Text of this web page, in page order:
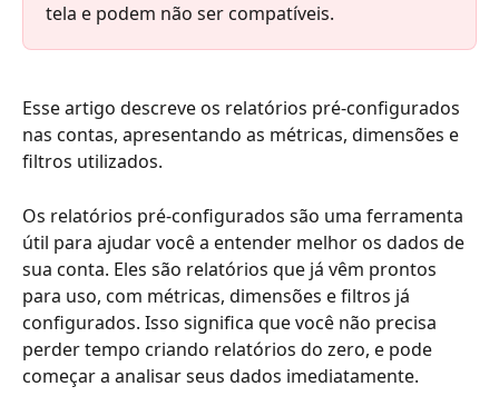
tela e podem não ser compatíveis.
Esse artigo descreve os relatórios pré-configurados
nas contas, apresentando as métricas, dimensões e
filtros utilizados.
Os relatórios pré-configurados são uma ferramenta
útil para ajudar você a entender melhor os dados de
sua conta. Eles são relatórios que já vêm prontos
para uso, com métricas, dimensões e filtros já
configurados. Isso significa que você não precisa
perder tempo criando relatórios do zero, e pode
começar a analisar seus dados imediatamente.